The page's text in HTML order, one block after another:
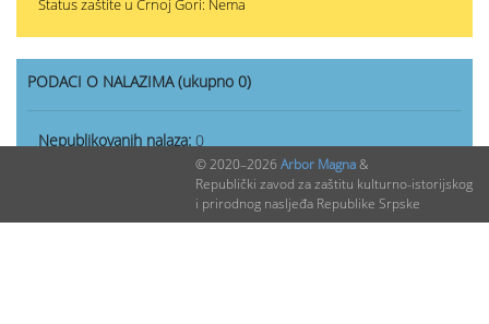
Status zaštite u Crnoj Gori: Nema
PODACI O NALAZIMA (ukupno 0)
Nepublikovanih nalaza: 0
© 2020–2026 Arbor Magna&
Republički zavod za zaštitu kulturno-istorijskog
i prirodnog nasljeđa Republike Srpske